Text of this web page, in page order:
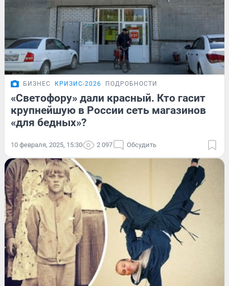
БИЗНЕС КРИЗИС-2026 ПОДРОБНОСТИ
«Светофору» дали красный. Кто гасит
крупнейшую в России сеть магазинов
«для бедных»?
10 февраля, 2025, 15:30 2 097 Обсудить